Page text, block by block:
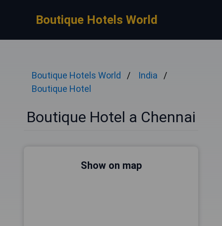
Boutique Hotels World
Boutique Hotels World
India
Boutique Hotel
Boutique Hotel a Chennai
Show on map